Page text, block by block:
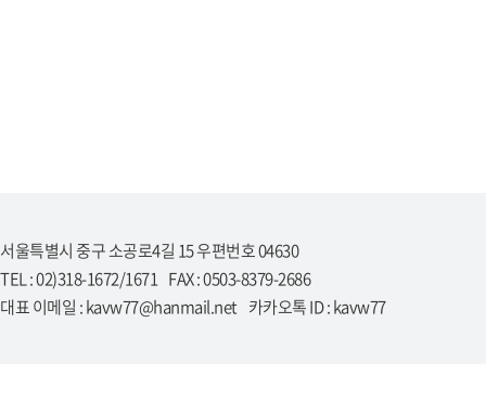
서울특별시 중구 소공로4길 15 우편번호 04630
TEL : 02)318-1672/1671 FAX : 0503-8379-2686
대표 이메일 : kavw77@hanmail.net 카카오톡 ID : kavw77